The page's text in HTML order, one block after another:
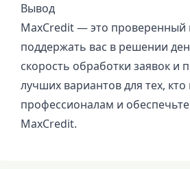
Вывод
MaxCredit — это проверенный
поддержать вас в решении
скорость обработки заявок и
лучших вариантов для тех,
профессионалам и
MaxCredit.